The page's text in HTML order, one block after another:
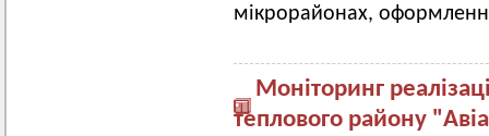
мікрорайонах,
Моніторинг
теплового району